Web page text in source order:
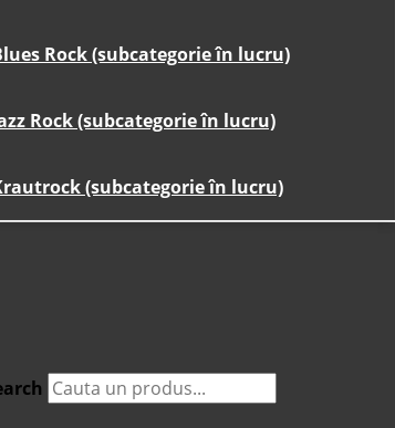
Rock (subcategorie în lucru)
Rock (subcategorie în lucru)
(subcategorie în lucru)